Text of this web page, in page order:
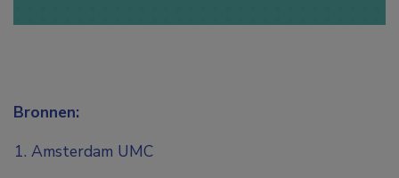
Bronnen:
Amsterdam UMC